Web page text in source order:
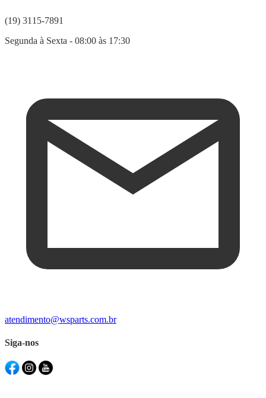
(19) 3115-7891
Segunda à Sexta - 08:00 às 17:30
atendimento@wsparts.com.br
Siga-nos